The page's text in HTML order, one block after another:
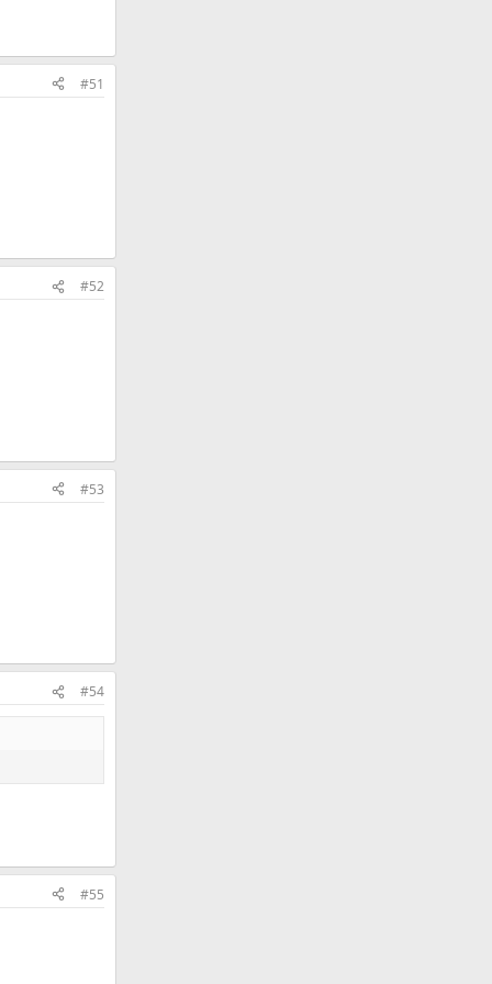
#51
#52
#53
#54
#55